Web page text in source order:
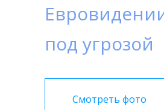
под угрозой
Смотреть фото